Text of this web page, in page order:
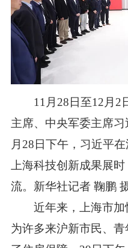
11月28日至12月2
主席、中央军委主席
月28日下午，习近平
上海科技创新成果展
流。新华社记者 鞠鹏
近年来，上海市加
为许多来沪新市民、